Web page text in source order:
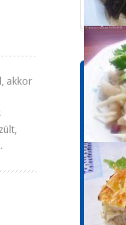
akkor
1
521
73
15,4